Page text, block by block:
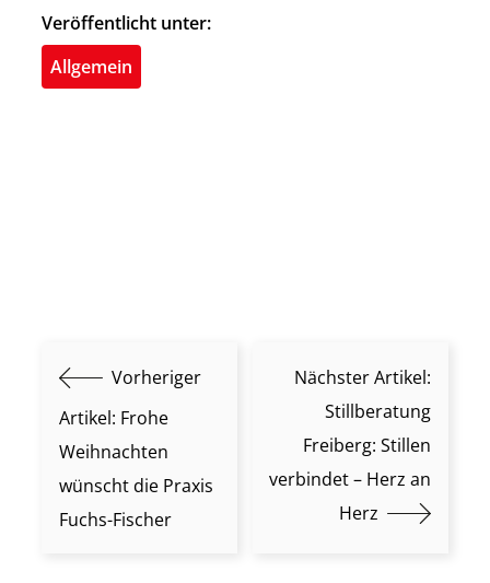
Veröffentlicht unter:
Allgemein
Vorheriger
Artikel: Frohe
Weihnachten
wünscht die Praxis
Fuchs-Fischer
Nächster Artikel:
Stillberatung
Freiberg: Stillen
verbindet – Herz an
Herz